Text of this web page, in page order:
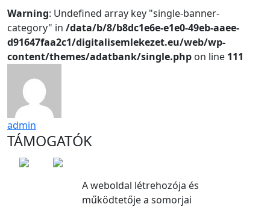
Warning: Undefined array key "single-banner-
category" in /data/b/8/b8dc1e6e-e1e0-49eb-aaee-
d91647faa2c1/digitalisemlekezet.eu/web/wp-
content/themes/adatbank/single.php on line 111
admin
TÁMOGATÓK
A weboldal létrehozója és
működtetője a somorjai